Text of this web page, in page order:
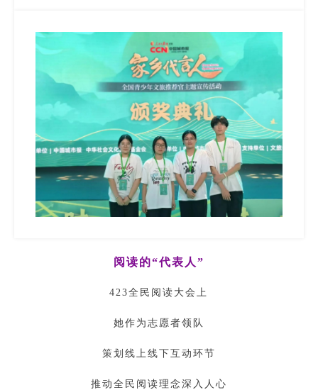
阅读的“代表人”
423全民阅读大会上
她作为志愿者领队
策划线上线下互动环节
推动全民阅读理念深入人心